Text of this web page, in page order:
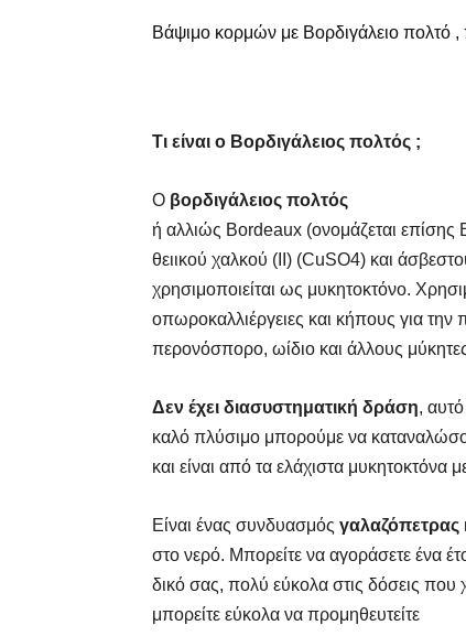
Βάψιμο κορμών με Βορδιγάλειο πολτό ,
Τι είναι ο Βορδιγάλειος πολτός ;
Ο βορδιγάλειος πολτός
ή αλλιώς Bordeaux (ονομάζεται επίσης
θειικού χαλκού (II) (CuSO4) και
χρησιμοποιείται ως μυκητοκτόνο.
οπωροκαλλιέργειες και κήπους για
περονόσπορο, ωίδιο και άλλους
Δεν έχει διασυστηματική δράση, αυτό
καλό πλύσιμο μπορούμε να
και είναι από τα ελάχιστα μυκητοκτόνα
Είναι ένας συνδυασμός γαλαζόπετρας
στο νερό. Μπορείτε να αγοράσετε ένα
δικό σας, πολύ εύκολα στις δόσεις που
μπορείτε εύκολα να προμηθευτείτε